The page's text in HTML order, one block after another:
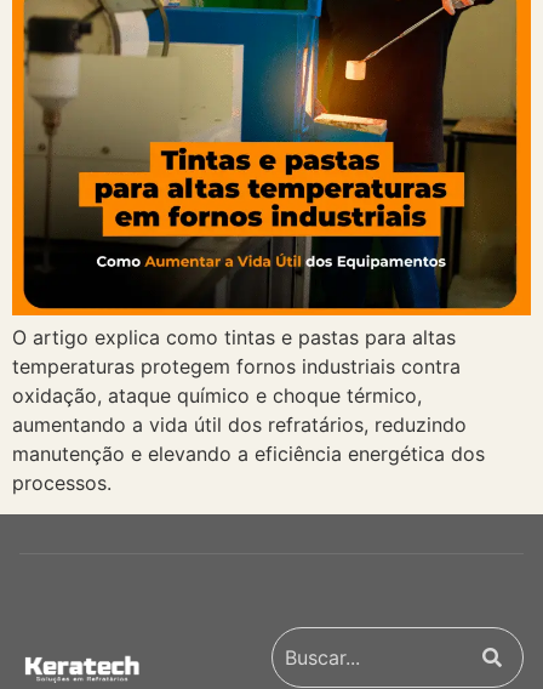
O artigo explica como tintas e pastas para altas
temperaturas protegem fornos industriais contra
oxidação, ataque químico e choque térmico,
aumentando a vida útil dos refratários, reduzindo
manutenção e elevando a eficiência energética dos
processos.